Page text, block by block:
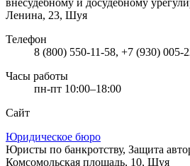
Ленина, 23, Шуя
Телефон
8 (800) 550-11-58, +7 (930) 005-
Часы работы
пн-пт 10:00–18:00
Сайт
Юридическое бюро
Юристы по банкротству, Защита
Комсомольская площадь, 10, Шуя